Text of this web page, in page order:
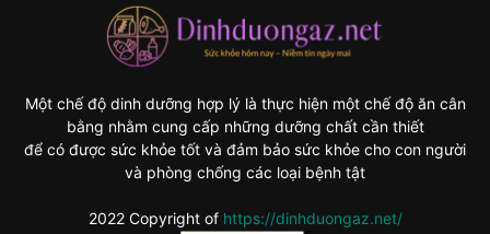
Một chế độ dinh dưỡng hợp lý là thực hiện một chế độ ăn cân
bằng nhằm cung cấp những dưỡng chất cần thiết
để có được sức khỏe tốt và đảm bảo sức khỏe cho con người
và phòng chống các loại bệnh tật
2022 Copyright of https://dinhduongaz.net/